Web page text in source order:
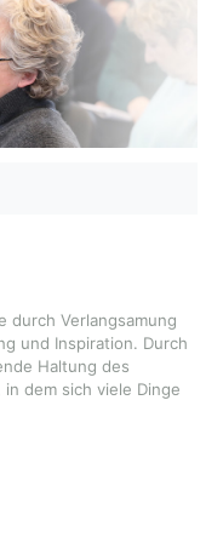
durch Verlangsamung
und Inspiration. Durch
Haltung des
dem sich viele Dinge